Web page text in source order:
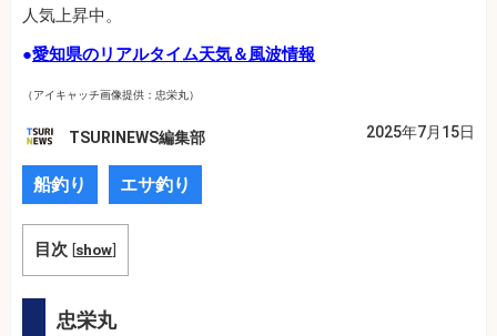
人気上昇中。
●愛知県のリアルタイム天気＆風波情報
（アイキャッチ画像提供：忠栄丸）
TSURINEWS編集部 2025年7月15日
船釣り エサ釣り
目次 [show]
忠栄丸